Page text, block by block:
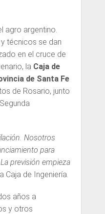
agro argentino.
técnicos se dan
en el cruce de
la Caja de
de Santa Fe
de Rosario, junto
Nosotros
para
previsión empieza
Caja de Ingeniería.
años a
y otros